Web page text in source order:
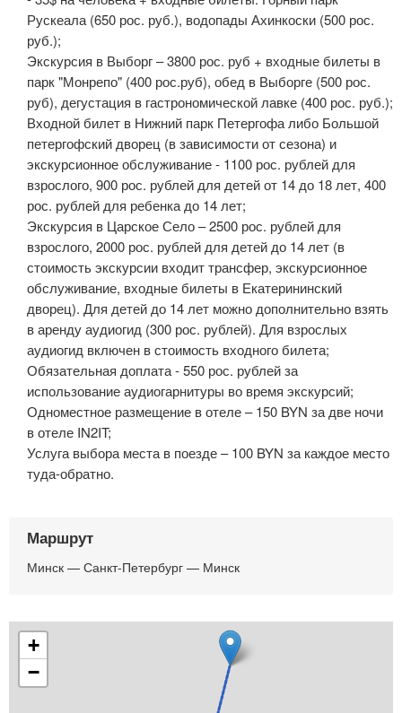
Рускеала (650 рос. руб.), водопады Ахинкоски (500 рос.
руб.);
Экскурсия в Выборг – 3800 рос. руб + входные билеты в
парк "Монрепо" (400 рос.руб), обед в Выборге (500 рос.
руб), дегустация в гастрономической лавке (400 рос. руб.);
Входной билет в Нижний парк Петергофа либо Большой
петергофский дворец (в зависимости от сезона) и
экскурсионное обслуживание - 1100 рос. рублей для
взрослого, 900 рос. рублей для детей от 14 до 18 лет, 400
рос. рублей для ребенка до 14 лет;
Экскурсия в Царское Село – 2500 рос. рублей для
взрослого, 2000 рос. рублей для детей до 14 лет (в
стоимость экскурсии входит трансфер, экскурсионное
обслуживание, входные билеты в Екатерининский
дворец). Для детей до 14 лет можно дополнительно взять
в аренду аудиогид (300 рос. рублей). Для взрослых
аудиогид включен в стоимость входного билета;
Обязательная доплата - 550 рос. рублей за
использование аудиогарнитуры во время экскурсий;
Одноместное размещение в отеле – 150 BYN за две ночи
в отеле IN2IT;
Услуга выбора места в поезде – 100 BYN за каждое место
туда-обратно.
Маршрут
Минск — Санкт-Петербург — Минск
+
−